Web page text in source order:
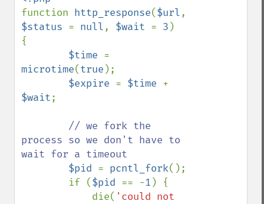
function http_response($url
$status = null, $wait = 3 )
{
$time
microtime(true );
$expire = $time
$wait;
// we fork the
process so we don't have to
wait for a timeout
$pid = pcntl_fork();
        if (
$pid == -1 ) {
            die(
'could not